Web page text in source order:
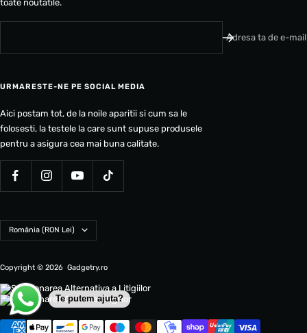
toate noutatile.
Adresa ta de e-mail
URMARESTE-NE PE SOCIAL MEDIA
Aici postam tot, de la noile aparitii si cum sa le
folosesti, la testele la care sunt supuse produsele
pentru a asigura cea mai buna calitate.
TaraRomânia (RON Lei)
Copyright © 2026 Gadgetry.ro
Te putem ajuta?